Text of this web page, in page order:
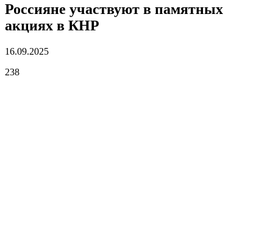
Россияне участвуют в памятных
акциях в КНР
16.09.2025
238